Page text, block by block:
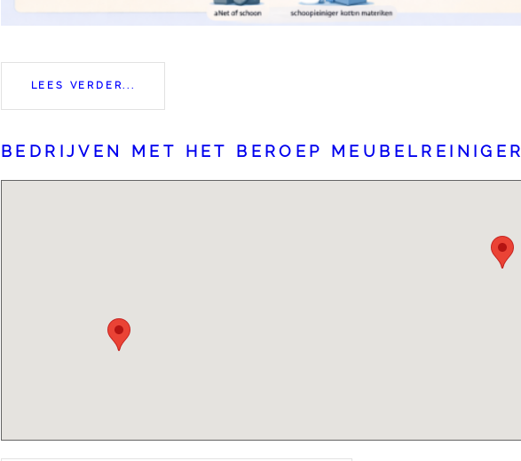
LEES VERDER...
BEDRIJVEN MET HET BEROEP MEUBELREINIGER